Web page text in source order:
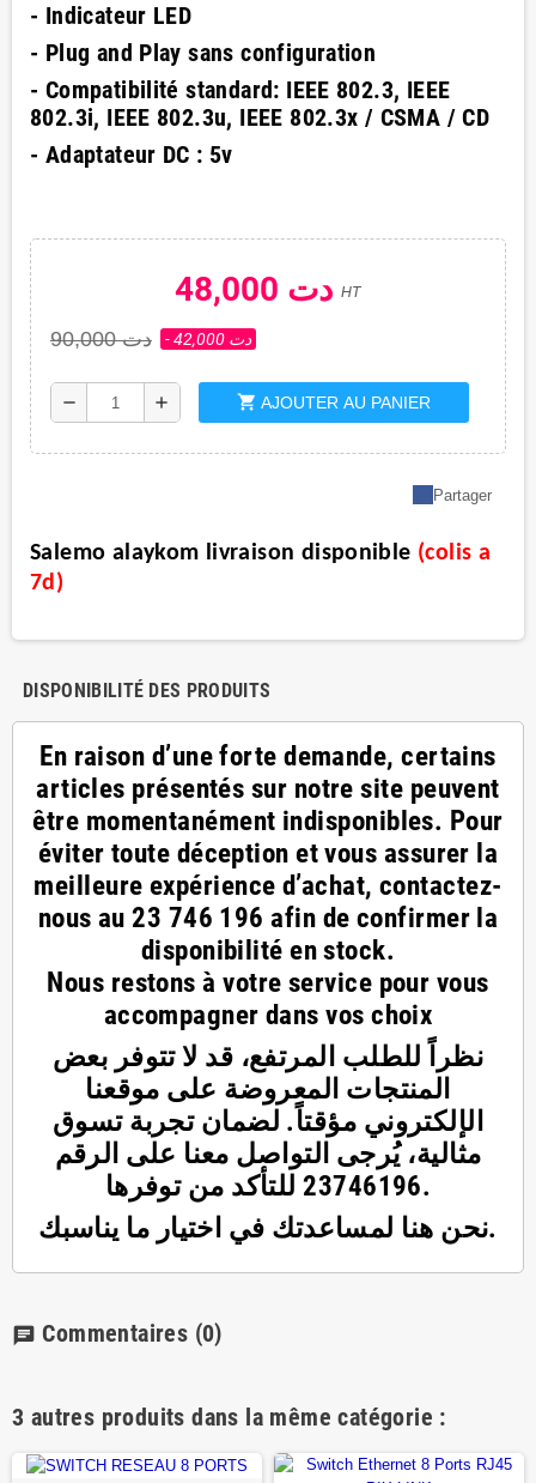
- Indicateur LED
- Plug and Play sans configuration
- Compatibilité standard: IEEE 802.3, IEEE
802.3i, IEEE 802.3u, IEEE 802.3x / CSMA / CD
- Adaptateur DC : 5v
HT
90,000 دت - 42,000 دت
remove add shopping_cart AJOUTER AU PANIER
Partager
Salemo alaykom livraison disponible (colis a
7d)
DISPONIBILITÉ DES PRODUITS
En raison d’une forte demande, certains
articles présentés sur notre site peuvent
être momentanément indisponibles. Pour
éviter toute déception et vous assurer la
meilleure expérience d’achat, contactez-
nous au23 746 196 afin de confirmer la
disponibilité en stock.
Nous restons à votre service pour vous
accompagner dans vos choix
نظراً للطلب المرتفع، قد لا تتوفر بعض
المنتجات المعروضة على موقعنا
الإلكتروني مؤقتاً. لضمان تجربة تسوق
مثالية، يُرجى التواصل معنا على الرقم
23746196 للتأكد من توفرها.
نحن هنا لمساعدتك في اختيار ما يناسبك.
chat Commentaires (0)
3 autres produits dans la même catégorie :